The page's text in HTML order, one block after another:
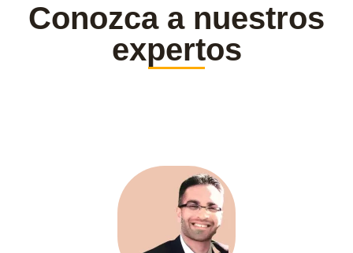
Conozca a nuestros
expertos